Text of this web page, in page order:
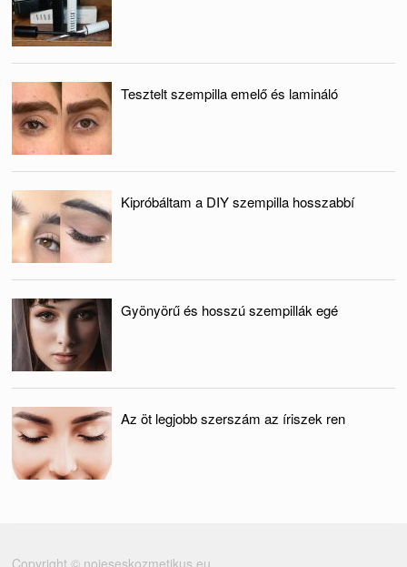
Tesztelt szempilla emelő és lamináló
Kipróbáltam a DIY szempilla hosszabbí
Gyönyörű és hosszú szempillák egé
Az öt legjobb szerszám az íriszek ren